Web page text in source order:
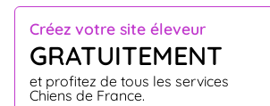
Créez votre site éleveur
GRATUITEMENT
et profitez de tous les services
Chiens de France.